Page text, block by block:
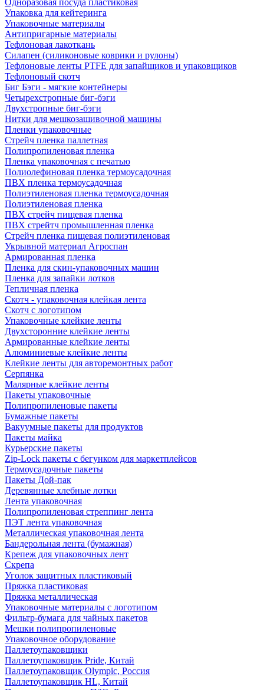
Одноразовая посуда пластиковая
Упаковка для кейтеринга
Упаковочные материалы
Антипригарные материалы
Тефлоновая лакоткань
Силапен (силиконовые коврики и рулоны)
Тефлоновые ленты PTFE для запайщиков и упаковщиков
Тефлоновый скотч
Биг Бэги - мягкие контейнеры
Четырехстропные биг-бэги
Двухстропные биг-бэги
Нитки для мешкозашивочной машины
Пленки упаковочные
Стрейч пленка паллетная
Полипропиленовая пленка
Пленка упаковочная с печатью
Полиолефиновая пленка термоусадочная
ПВХ пленка термоусадочная
Полиэтиленовая пленка термоусадочная
Полиэтиленовая пленка
ПВХ стрейч пищевая пленка
ПВХ стрейтч промышленная пленка
Стрейч пленка пищевая полиэтиленовая
Укрывной материал Агроспан
Армированная пленка
Пленка для скин-упаковочных машин
Пленка для запайки лотков
Тепличная пленка
Скотч - упаковочная клейкая лента
Скотч с логотипом
Упаковочные клейкие ленты
Двухсторонние клейкие ленты
Армированные клейкие ленты
Алюминиевые клейкие ленты
Клейкие ленты для авторемонтных работ
Серпянка
Малярные клейкие ленты
Пакеты упаковочные
Полипропиленовые пакеты
Бумажные пакеты
Вакуумные пакеты для продуктов
Пакеты майка
Курьерские пакеты
Zip-Lock пакеты с бегунком для маркетплейсов
Термоусадочные пакеты
Пакеты Дой-пак
Деревянные хлебные лотки
Лента упаковочная
Полипропиленовая стреппинг лента
ПЭТ лента упаковочная
Металлическая упаковочная лента
Бандерольная лента (бумажная)
Крепеж для упаковочных лент
Скрепа
Уголок защитных пластиковый
Пряжка пластиковая
Пряжка металлическая
Упаковочные материалы с логотипом
Фильтр-бумага для чайных пакетов
Мешки полипропиленовые
Упаковочное оборудование
Паллетоупаковщики
Паллетоупаковщик Pride, Китай
Паллетоупаковщик Olympic, Россия
Паллетоупаковщик HL, Китай